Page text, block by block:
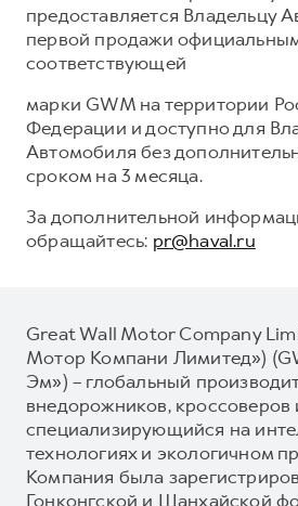
предоставляется Владельцу
первой продажи
соответствующей
марки GWM на территории
Федерации и доступно для
Автомобиля без
сроком на 3 месяца.
За дополнительной
обращайтесь: pr@haval.ru
Great Wall Motor Company
Мотор Компани Лимитед»)
Эм») – глобальный
внедорожников, кроссоверов
специализирующийся на
технологиях и экологичном
Компания была
Гонконгской и Шанхайской